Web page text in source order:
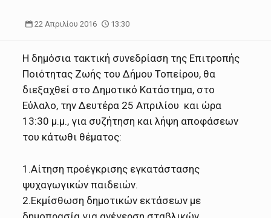
22 Απριλίου 2016 13:30
Η δημόσια τακτική συνεδρίαση της Επιτροπής
Ποιότητας Ζωής του Δήμου Τοπείρου, θα
διεξαχθεί στο Δημοτικό Κατάστημα, στο
Εύλαλο, την Δευτέρα 25 Απριλίου και ώρα
13:30 μ.μ., για συζήτηση και λήψη αποφάσεων
του κάτωθι θέματος:
1.Αίτηση προέγκρισης εγκατάστασης
ψυχαγωγικών παιδειών.
2.Εκμίσθωση δημοτικών εκτάσεων με